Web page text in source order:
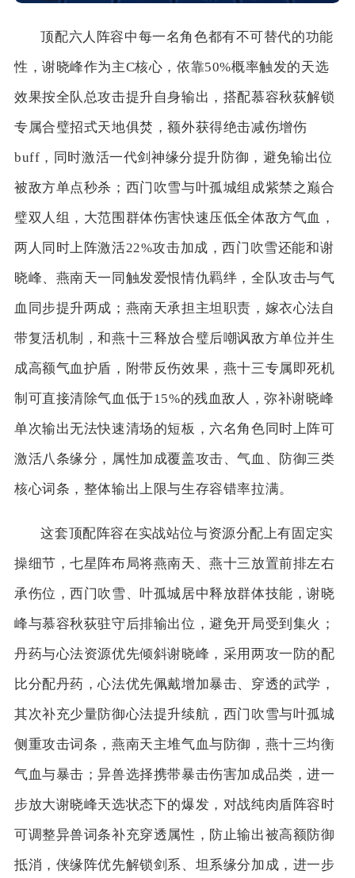
顶配六人阵容中每一名角色都有不可替代的功能
性，谢晓峰作为主C核心，依靠50%概率触发的天选
效果按全队总攻击提升自身输出，搭配慕容秋荻解锁
专属合璧招式天地俱焚，额外获得绝击减伤增伤
buff，同时激活一代剑神缘分提升防御，避免输出位
被敌方单点秒杀；西门吹雪与叶孤城组成紫禁之巅合
璧双人组，大范围群体伤害快速压低全体敌方气血，
两人同时上阵激活22%攻击加成，西门吹雪还能和谢
晓峰、燕南天一同触发爱恨情仇羁绊，全队攻击与气
血同步提升两成；燕南天承担主坦职责，嫁衣心法自
带复活机制，和燕十三释放合璧后嘲讽敌方单位并生
成高额气血护盾，附带反伤效果，燕十三专属即死机
制可直接清除气血低于15%的残血敌人，弥补谢晓峰
单次输出无法快速清场的短板，六名角色同时上阵可
激活八条缘分，属性加成覆盖攻击、气血、防御三类
核心词条，整体输出上限与生存容错率拉满。
这套顶配阵容在实战站位与资源分配上有固定实
操细节，七星阵布局将燕南天、燕十三放置前排左右
承伤位，西门吹雪、叶孤城居中释放群体技能，谢晓
峰与慕容秋荻驻守后排输出位，避免开局受到集火；
丹药与心法资源优先倾斜谢晓峰，采用两攻一防的配
比分配丹药，心法优先佩戴增加暴击、穿透的武学，
其次补充少量防御心法提升续航，西门吹雪与叶孤城
侧重攻击词条，燕南天主堆气血与防御，燕十三均衡
气血与暴击；异兽选择携带暴击伤害加成品类，进一
步放大谢晓峰天选状态下的爆发，对战纯肉盾阵容时
可调整异兽词条补充穿透属性，防止输出被高额防御
抵消，侠缘阵优先解锁剑系、坦系缘分加成，进一步